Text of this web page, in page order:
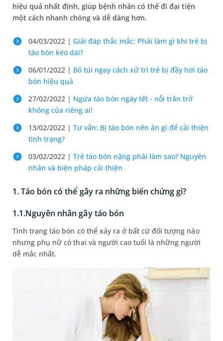
hiệu quả nhất định, giúp bệnh nhân có thể đi đại tiện
một cách nhanh chóng và dễ dàng hơn.
04/03/2022 | Giải đáp thắc mắc: Phải làm gì khi trẻ bị
táo bón kéo dài?
06/01/2022 | Bỏ túi ngay cách xử trí trẻ bị đầy hơi táo
bón hiệu quả
27/02/2022 | Ngừa táo bón ngày tết - nỗi trăn trở
không của riêng ai!
13/02/2022 | Tư vấn: Bị táo bón nên ăn gì để cải thiện
tình trạng?
03/02/2022 | Trẻ táo bón nặng phải làm sao? Nguyên
nhân và biện pháp cải thiện
1. Táo bón có thể gây ra những biến chứng gì?
1.1.Nguyên nhân gây táo bón
Tình trạng táo bón có thể xảy ra ở bất cứ đối tượng nào
nhưng phụ nữ có thai và người cao tuổi là những người
dễ mắc nhất.